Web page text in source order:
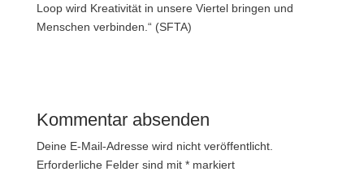
Loop wird Kreativität in unsere Viertel bringen und
Menschen verbinden.“ (SFTA)
Kommentar absenden
Deine E-Mail-Adresse wird nicht veröffentlicht.
Erforderliche Felder sind mit *markiert